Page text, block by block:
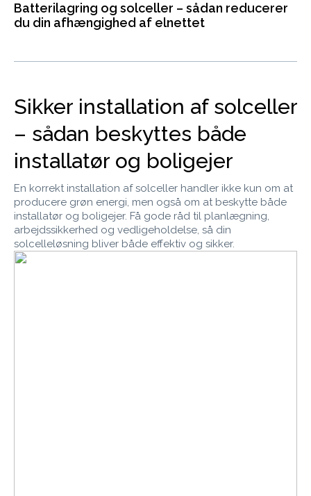
Batterilagring og solceller – sådan reducerer
du din afhængighed af elnettet
Sikker installation af solceller
– sådan beskyttes både
installatør og boligejer
En korrekt installation af solceller handler ikke kun om at
producere grøn energi, men også om at beskytte både
installatør og boligejer. Få gode råd til planlægning,
arbejdssikkerhed og vedligeholdelse, så din
solcelleløsning bliver både effektiv og sikker.